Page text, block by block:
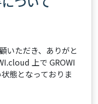
いただき、ありがと
上で GROWI
態となっておりま